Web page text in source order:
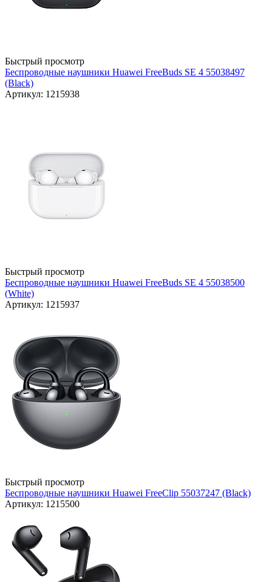
Быстрый просмотр
Беспроводные наушники Huawei FreeBuds SE 4 55038497
(Black)
Артикул: 1215938
Быстрый просмотр
Беспроводные наушники Huawei FreeBuds SE 4 55038500
(White)
Артикул: 1215937
Быстрый просмотр
Беспроводные наушники Huawei FreeClip 55037247 (Black)
Артикул: 1215500